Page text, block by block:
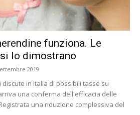
funziona. Le
lo dimostrano
2019
discute in Italia di possibili tasse su
una conferma dell'efficacia delle
una riduzione complessiva del